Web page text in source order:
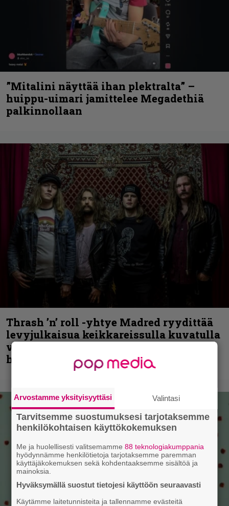
”Mitalini näyttää ihan plektralta” –
huippu-uimari jamittelee Megadethiä
palkinnollaan
Thrash ’n’ roll -yhtye Madred ryydittää
levyjulkaisua keikkareissulla kuvatulla
videolla – ”Oltiin pakussa kusihädässä
helvetin väsyneenä…”
Arvostamme yksityisyyttäsi Valintasi
Tarvitsemme suostumuksesi tarjotaksemme
henkilökohtaisen käyttökokemuksen
Me ja huolellisesti valitsemamme88 teknologiakumppania
hyödynnämme henkilötietoja tarjotaksemme paremman
käyttäjäkokemuksen sekä kohdentaaksemme sisältöä ja
mainoksia.
Hyväksymällä suostut tietojesi käyttöön seuraavasti
Käytämme laitetunnisteita ja tallennamme evästeitä